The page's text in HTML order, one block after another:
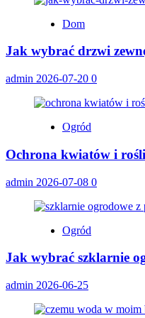
Dom
Jak wybrać drzwi
admin 2026-07-20 0
Ogród
Ochrona kwiatów i
admin 2026-07-08 0
Ogród
Jak wybrać szklarnie
admin 2026-06-25